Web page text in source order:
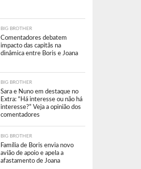
BIG BROTHER
Comentadores debatem
impacto das capitãs na
dinâmica entre Boris e Joana
BIG BROTHER
Sara e Nuno em destaque no
Extra: “Há interesse ou não há
interesse?” Veja a opinião dos
comentadores
BIG BROTHER
Família de Boris envia novo
avião de apoio e apela a
afastamento de Joana